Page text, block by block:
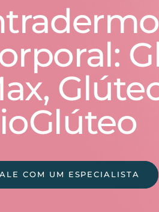
COM UM ESPECIALISTA